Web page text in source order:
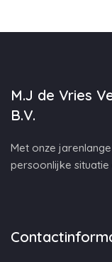
M.J de Vries
B.V.
Met onze
persoonlijke situatie